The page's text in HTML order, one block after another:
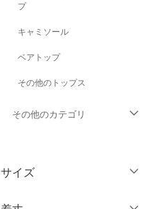
プ
キャミソール
ベアトップ
その他のトップス
その他のカテゴリ
サイズ
ウェア（S/M/L）